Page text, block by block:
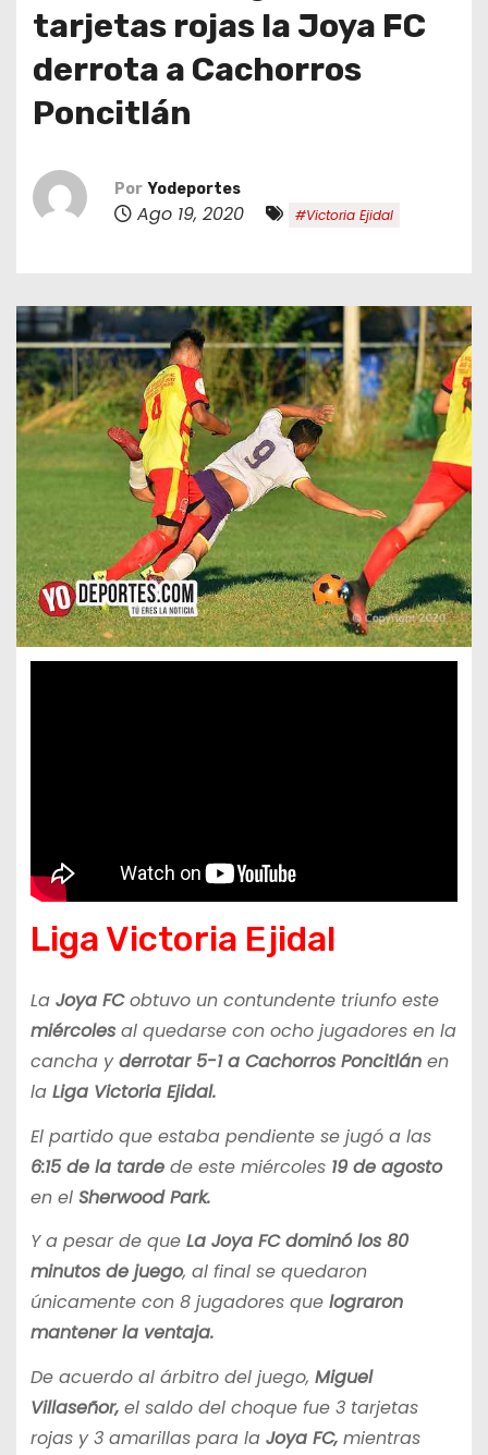
tarjetas rojas la Joya FC
derrota a Cachorros
Poncitlán
Por Yodeportes
Ago 19, 2020 #Victoria Ejidal
Liga Victoria Ejidal
La Joya FCobtuvo un contundente triunfo este
miércolesal quedarse con ocho jugadores en la
cancha yderrotar 5-1 a Cachorros Poncitlánen
la Liga Victoria Ejidal.
El partido que estaba pendiente se jugó a las
6:15 de la tardede este miércoles 19 de agosto
en el Sherwood Park.
Y a pesar de que La Joya FC dominó los 80
minutos de juego, al final se quedaron
únicamente con 8 jugadores que lograron
mantener la ventaja.
De acuerdo al árbitro del juego, Miguel
Villaseñor,el saldo del choque fue 3 tarjetas
rojas y 3 amarillas para laJoya FC,mientras